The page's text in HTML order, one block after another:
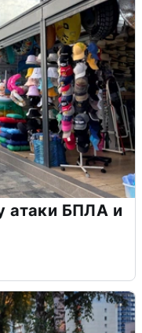
атаки БПЛА и